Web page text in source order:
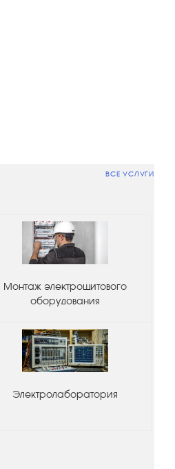
ВСЕ УСЛУГИ
Монтаж электрощитового
оборудования
Электролаборатория